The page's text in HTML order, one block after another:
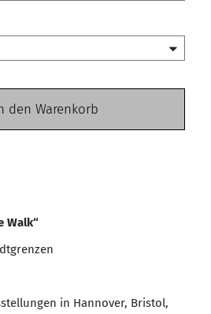
den Warenkorb
Walk“
in Hannover, Bristol,